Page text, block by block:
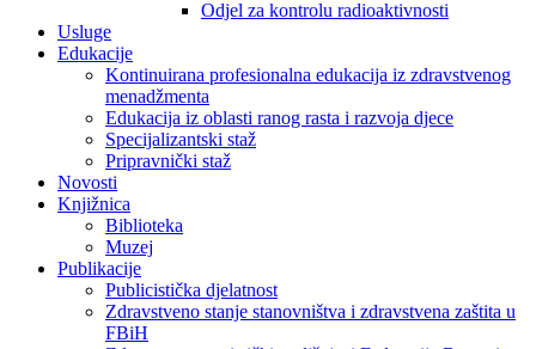
Odjel za kontrolu radioaktivnosti
Usluge
Edukacije
Kontinuirana profesionalna edukacija iz zdravstvenog
menadžmenta
Edukacija iz oblasti ranog rasta i razvoja djece
Specijalizantski staž
Pripravnički staž
Novosti
Knjižnica
Biblioteka
Muzej
Publikacije
Publicistička djelatnost
Zdravstveno stanje stanovništva i zdravstvena zaštita u
FBiH